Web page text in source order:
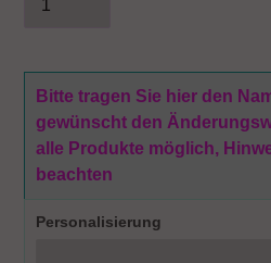
Bitte tragen Sie hier den
gewünscht den
alle Produkte möglich,
beachten
Personalisierung